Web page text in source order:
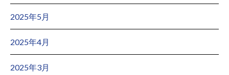
2025年5月
2025年4月
2025年3月